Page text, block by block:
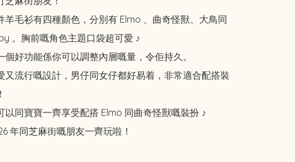
羊毛衫有四種顏色，分別有 Elmo 、曲奇怪獸、大鳥同
。胸前嘅角色主題口袋超可愛 ♪
個好功能係你可以調整內層嘅量，令佢持久。
又流行嘅設計，男仔同女仔都好易着，非常適合配搭裝
以同寶寶一齊享受配搭 Elmo 同曲奇怪獸嘅裝扮 ♪
年同芝麻街嘅朋友一齊玩啦！